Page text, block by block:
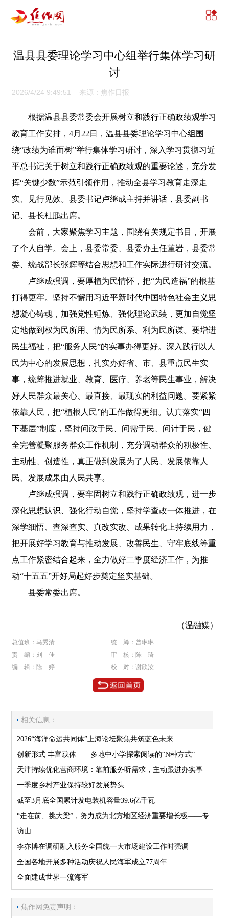
温县县委理论学习中心组举行集体学习研
讨
2026/4/24 9:49:51 来源：焦作日报
根据温县县委常委会开展树立和践行正确政绩观学习
教育工作安排，4月22日，温县县委理论学习中心组围
绕“政绩为谁而树”举行集体学习研讨，深入学习贯彻习近
平总书记关于树立和践行正确政绩观的重要论述，充分发
挥“关键少数”示范引领作用，推动全县学习教育走深走
实、见行见效。县委书记卢继成主持并讲话，县委副书
记、县长杜鹏出席。
会前，大家聚焦学习主题，围绕有关规定书目，开展
了个人自学。会上，县委常委、县委办主任董岩，县委常
委、统战部长张辉等结合思想和工作实际进行研讨交流。
卢继成强调，要厚植为民情怀，把“为民造福”的根基
打得更牢。坚持不懈用习近平新时代中国特色社会主义思
想凝心铸魂，加强党性锤炼、强化理论武装，更加自觉坚
定地做到权为民所用、情为民所系、利为民所谋。要增进
民生福祉，把“服务人民”的实事办得更好。深入践行以人
民为中心的发展思想，扎实办好省、市、县重点民生实
事，统筹推进就业、教育、医疗、养老等民生事业，解决
好人民群众最关心、最直接、最现实的利益问题。要紧紧
依靠人民，把“植根人民”的工作做得更细。认真落实“四
下基层”制度，坚持问政于民、问需于民、问计于民，健
全完善凝聚服务群众工作机制，充分调动群众的积极性、
主动性、创造性，真正做到发展为了人民、发展依靠人
民、发展成果由人民共享。
卢继成强调，要牢固树立和践行正确政绩观，进一步
深化思想认识、强化行动自觉，坚持学查改一体推进，在
深学细悟、查深查实、真改实改、成果转化上持续用力，
把开展好学习教育与推动发展、改善民生、守牢底线等重
点工作紧密结合起来，全力做好二季度经济工作，为推
动“十五五”开好局起好步奠定坚实基础。
县委常委出席。
（温融媒）
总值班：马秀清
统 筹：曾琳琳
责 编：刘 佳
审 核：陈 琦
编 辑：陈 婷
校 对：谢欣汝
相关信息：
2026“海洋命运共同体”上海论坛聚焦共筑蓝色未来
创新形式 丰富载体——多地中小学探索阅读的“N种方式”
天津持续优化营商环境：靠前服务听需求，主动跟进办实事
一季度乡村产业保持较好发展势头
截至3月底全国累计发电装机容量39.6亿千瓦
“走在前、挑大梁”，努力成为北方地区经济重要增长极——专
访山…
李亦博在调研融入服务全国统一大市场建设工作时强调
全国各地开展多种活动庆祝人民海军成立77周年
全面建成世界一流海军
焦作网免责声明：